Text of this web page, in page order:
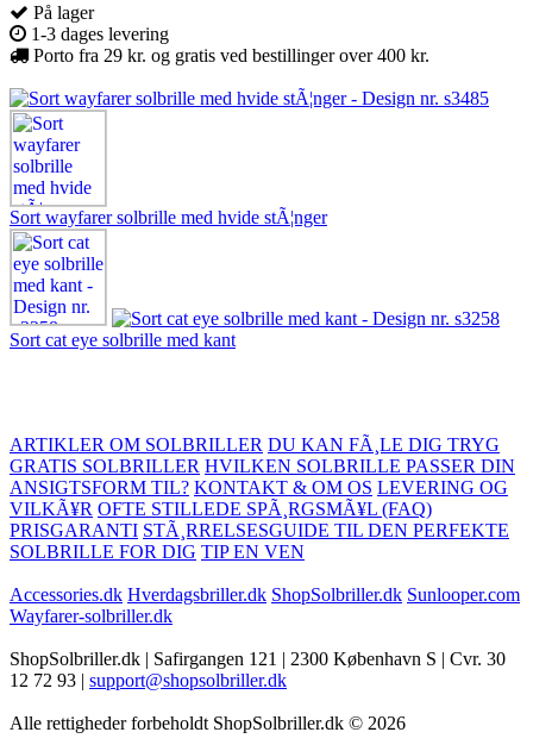
På lager
1-3 dages levering
Porto fra 29 kr. og gratis ved bestillinger over 400 kr.
Sort wayfarer solbrille med hvide stÃ¦nger
Sort cat eye solbrille med kant
ARTIKLER OM SOLBRILLER DU KAN FÃ¸LE DIG TRYG
GRATIS SOLBRILLER HVILKEN SOLBRILLE PASSER DIN
ANSIGTSFORM TIL? KONTAKT & OM OS LEVERING OG
VILKÃ¥R OFTE STILLEDE SPÃ¸RGSMÃ¥L (FAQ)
PRISGARANTI STÃ¸RRELSESGUIDE TIL DEN PERFEKTE
SOLBRILLE FOR DIG TIP EN VEN
Accessories.dk Hverdagsbriller.dk ShopSolbriller.dk Sunlooper.com
Wayfarer-solbriller.dk
ShopSolbriller.dk | Safirgangen 121 | 2300 København S | Cvr. 30
12 72 93 | support@shopsolbriller.dk
Alle rettigheder forbeholdt ShopSolbriller.dk © 2026